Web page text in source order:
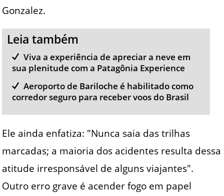
Gonzalez.
Leia também
Viva a experiência de apreciar a neve em
sua plenitude com a Patagônia Experience
Aeroporto de Bariloche é habilitado como
corredor seguro para receber voos do Brasil
Ele ainda enfatiza: "Nunca saia das trilhas
marcadas; a maioria dos acidentes resulta dessa
atitude irresponsável de alguns viajantes".
Outro erro grave é acender fogo em papel